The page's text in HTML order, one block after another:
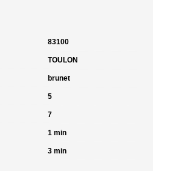
83100
TOULON
brunet
5
7
1 min
3 min